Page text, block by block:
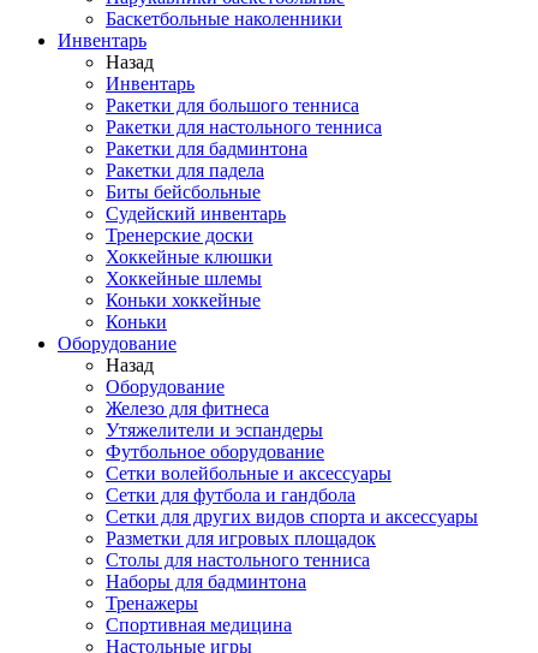
Баскетбольные наколенники
Инвентарь
Назад
Инвентарь
Ракетки для большого тенниса
Ракетки для настольного тенниса
Ракетки для бадминтона
Ракетки для падела
Биты бейсбольные
Судейский инвентарь
Тренерские доски
Хоккейные клюшки
Хоккейные шлемы
Коньки хоккейные
Коньки
Оборудование
Назад
Оборудование
Железо для фитнеса
Утяжелители и эспандеры
Футбольное оборудование
Сетки волейбольные и аксессуары
Сетки для футбола и гандбола
Сетки для других видов спорта и аксессуары
Разметки для игровых площадок
Столы для настольного тенниса
Наборы для бадминтона
Тренажеры
Спортивная медицина
Настольные игры